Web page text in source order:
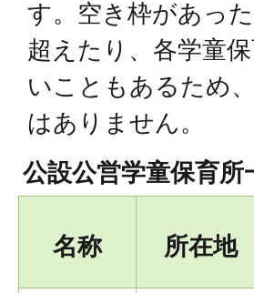
す。空き枠があっ
超えたり、各学童
いこともあるため
はありません。
公設公営学童保育所
名称 所在地